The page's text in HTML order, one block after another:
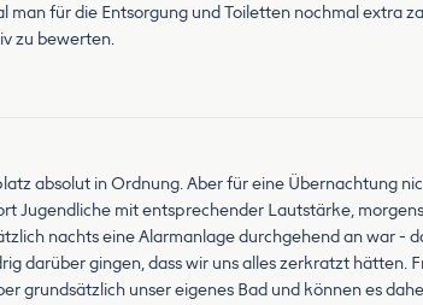
für die Entsorgung und Toiletten nochmal extra
zu bewerten.
absolut in Ordnung. Aber für eine Übernachtung
Jugendliche mit entsprechender Lautstärke,
nachts eine Alarmanlage durchgehend an war -
darüber gingen, dass wir uns alles zerkratzt hätten.
grundsätzlich unser eigenes Bad und können es